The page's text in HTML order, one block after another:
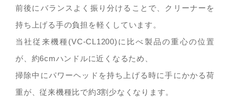
前後にバランスよく振り分けることで、クリーナーを
持ち上げる手の負担を軽くしています。
当社従来機種(VC-CL1200)に比べ製品の重心の位置
が、約6cmハンドルに近くなるため、
掃除中にパワーヘッドを持ち上げる時に手にかかる荷
重が、従来機種比で約3割少なくなります。